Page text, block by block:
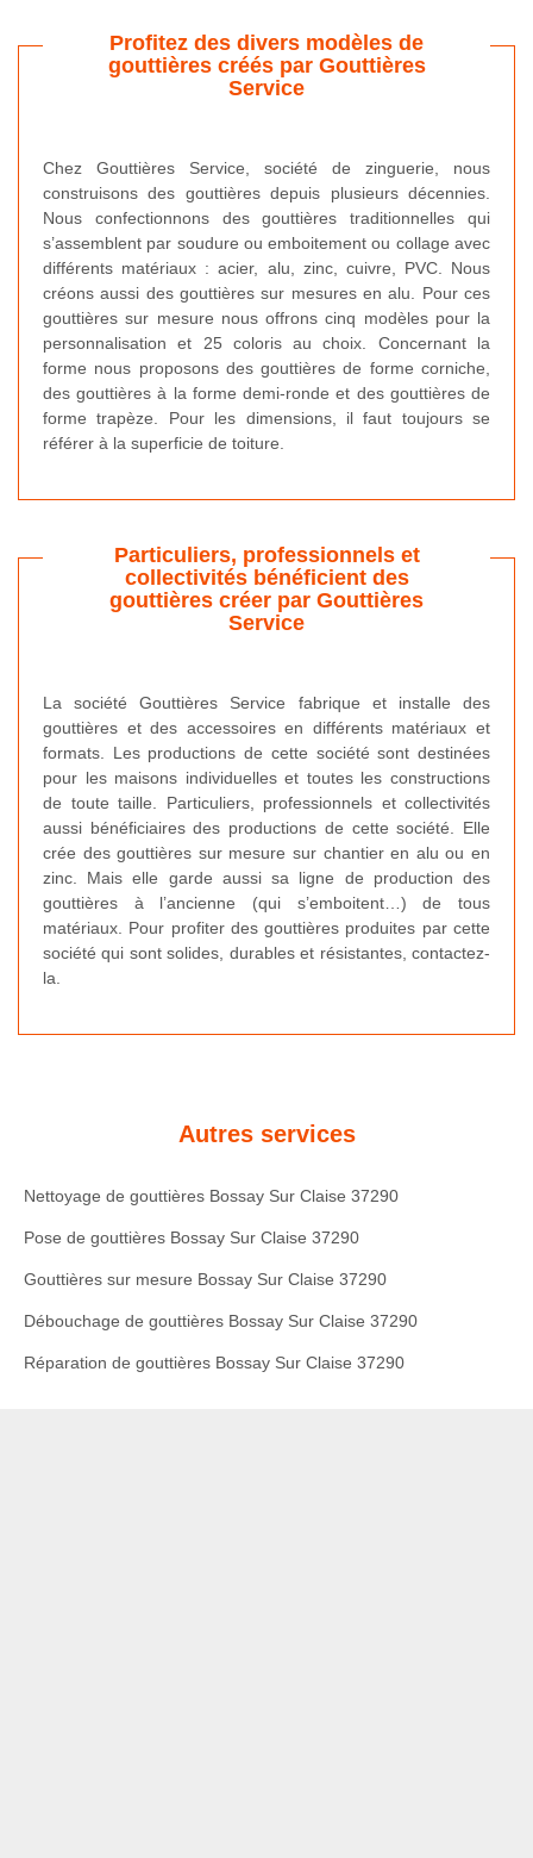
Profitez des divers modèles de
gouttières créés par Gouttières
Service
Chez Gouttières Service, société de zinguerie, nous
construisons des gouttières depuis plusieurs décennies.
Nous confectionnons des gouttières traditionnelles qui
s’assemblent par soudure ou emboitement ou collage avec
différents matériaux : acier, alu, zinc, cuivre, PVC. Nous
créons aussi des gouttières sur mesures en alu. Pour ces
gouttières sur mesure nous offrons cinq modèles pour la
personnalisation et 25 coloris au choix. Concernant la
forme nous proposons des gouttières de forme corniche,
des gouttières à la forme demi-ronde et des gouttières de
forme trapèze. Pour les dimensions, il faut toujours se
référer à la superficie de toiture.
Particuliers, professionnels et
collectivités bénéficient des
gouttières créer par Gouttières
Service
La société Gouttières Service fabrique et installe des
gouttières et des accessoires en différents matériaux et
formats. Les productions de cette société sont destinées
pour les maisons individuelles et toutes les constructions
de toute taille. Particuliers, professionnels et collectivités
aussi bénéficiaires des productions de cette société. Elle
crée des gouttières sur mesure sur chantier en alu ou en
zinc. Mais elle garde aussi sa ligne de production des
gouttières à l’ancienne (qui s’emboitent…) de tous
matériaux. Pour profiter des gouttières produites par cette
société qui sont solides, durables et résistantes, contactez-
la.
Autres services
Nettoyage de gouttières Bossay Sur Claise 37290
Pose de gouttières Bossay Sur Claise 37290
Gouttières sur mesure Bossay Sur Claise 37290
Débouchage de gouttières Bossay Sur Claise 37290
Réparation de gouttières Bossay Sur Claise 37290